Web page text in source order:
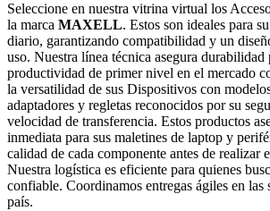
Seleccione en nuestra vitrina virtual los
la marca MAXELL. Estos son ideales para
diario, garantizando compatibilidad y un
uso. Nuestra línea técnica asegura durabilidad
productividad de primer nivel en el mercado
la versatilidad de sus Dispositivos con
adaptadores y regletas reconocidos por su
velocidad de transferencia. Estos productos
inmediata para sus maletines de laptop y
calidad de cada componente antes de realizar
Nuestra logística es eficiente para quienes
confiable. Coordinamos entregas ágiles en las
país.